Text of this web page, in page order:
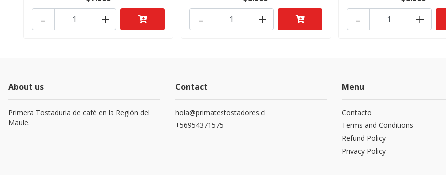
+
- +
- +
-
About us
Primera Tostaduria de café en la Región del
Maule.
Contact
hola@primatestostadores.cl
+56954371575
Menu
Contacto
Terms and Conditions
Refund Policy
Privacy Policy